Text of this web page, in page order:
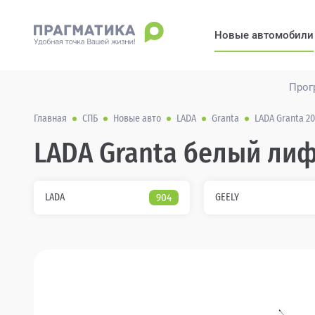
Новые автомобили
Главная СПБ Новые авто LADA Granta LADA Granta
LADA Granta белый
LADA 904 GEELY